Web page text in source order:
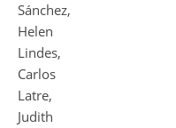
Sánchez,
Helen
Lindes,
Carlos
Latre,
Judith